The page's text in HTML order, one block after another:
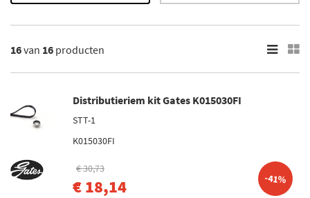
Merk
Gates (1)
SKF (1)
Contitech (1)
16van 16 producten
Distributieriem kit Gates K015030FI
STT-1
K015030FI
€ 30,73
€ 18,14 -41%